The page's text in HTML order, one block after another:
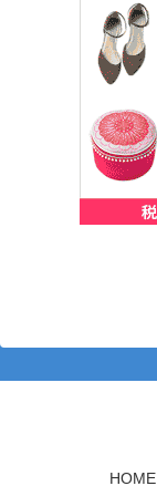
HOME